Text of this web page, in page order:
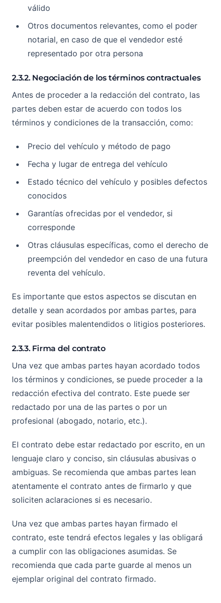
válido
Otros documentos relevantes, como el poder
notarial, en caso de que el vendedor esté
representado por otra persona
2.3.2. Negociación de los términos contractuales
Antes de proceder a la redacción del contrato, las
partes deben estar de acuerdo con todos los
términos y condiciones de la transacción, como:
Precio del vehículo y método de pago
Fecha y lugar de entrega del vehículo
Estado técnico del vehículo y posibles defectos
conocidos
Garantías ofrecidas por el vendedor, si
corresponde
Otras cláusulas específicas, como el derecho de
preempción del vendedor en caso de una futura
reventa del vehículo.
Es importante que estos aspectos se discutan en
detalle y sean acordados por ambas partes, para
evitar posibles malentendidos o litigios posteriores.
2.3.3. Firma del contrato
Una vez que ambas partes hayan acordado todos
los términos y condiciones, se puede proceder a la
redacción efectiva del contrato. Este puede ser
redactado por una de las partes o por un
profesional (abogado, notario, etc.).
El contrato debe estar redactado por escrito, en un
lenguaje claro y conciso, sin cláusulas abusivas o
ambiguas. Se recomienda que ambas partes lean
atentamente el contrato antes de firmarlo y que
soliciten aclaraciones si es necesario.
Una vez que ambas partes hayan firmado el
contrato, este tendrá efectos legales y las obligará
a cumplir con las obligaciones asumidas. Se
recomienda que cada parte guarde al menos un
ejemplar original del contrato firmado.